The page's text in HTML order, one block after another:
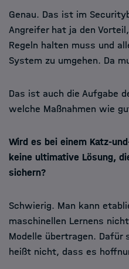
Genau. Das ist im
Angreifer hat ja den
Regeln halten muss und
System zu umgehen. Da
Das ist auch die Aufgabe
welche Maßnahmen wie
Wird es bei einem Katz-
keine ultimative Lösung,
sichern?
Schwierig. Man kann
maschinellen Lernens
Modelle übertragen. Dafür
heißt nicht, dass es